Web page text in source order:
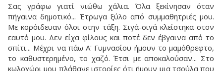
Σας γράφω γιατί νιώθω χάλια. Όλα ξεκίνησαν όταν
πήγαινα δημοτικό... Έτρωγα ξύλο από συμμαθητριές μου.
Με κορόιδευαν όλοι στην τάξη. Σιγά-σιγά κλείστηκα στον
εαυτό μου. Δεν είχα φίλους και ποτέ δεν έβγαινα από το
σπίτι... Μέχρι να πάω Α' Γυμνασίου ήμουν το μαμόθρεφτο,
το καθυστερημένο, το χαζό. Έτσι με αποκαλούσαν... Στο
κωλοχώρι μου πλάθανε ιστορίες ότι ήμουν μια τσούλα που